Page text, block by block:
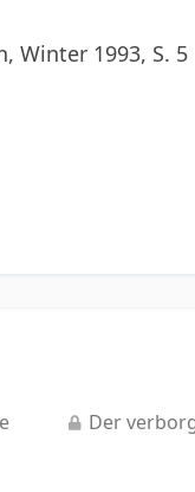
Winter 1993, S. 5
Der